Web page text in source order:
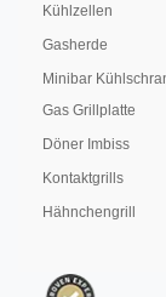
Kühlzellen
Gasherde
Minibar
Gas Grillplatte
Döner Imbiss
Kontaktgrills
Hähnchengrill